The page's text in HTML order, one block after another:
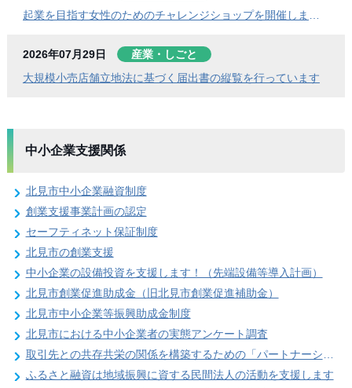
2026年07月29日
産業・しごと
大規模小売店舗立地法に基づく届出書の縦覧を行っています
中小企業支援関係
北見市中小企業融資制度
創業支援事業計画の認定
セーフティネット保証制度
北見市の創業支援
中小企業の設備投資を支援します！（先端設備等導入計画）
北見市創業促進助成金（旧北見市創業促進補助金）
北見市中小企業等振興助成金制度
北見市における中小企業者の実態アンケート調査
取引先との共存共栄の関係を構築するための「パートナーシップ構築宣言」
ふるさと融資は地域振興に資する民間法人の活動を支援します